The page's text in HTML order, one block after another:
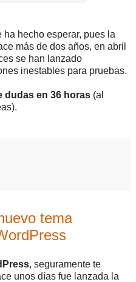
hecho esperar, pues la
más de dos años, en abril
se han lanzado
inestables para pruebas.
dudas en 36 horas (al
tema
, seguramente te
unos días fue lanzada la